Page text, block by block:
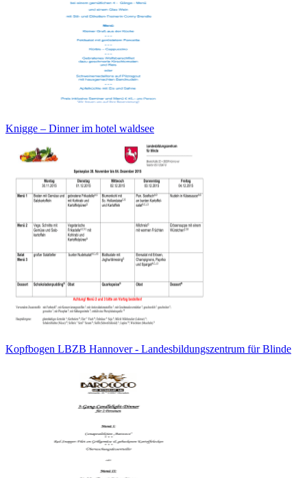
Knigge – Dinner im hotel waldsee
Kopfbogen LBZB Hannover - Landesbildungszentrum für Blinde